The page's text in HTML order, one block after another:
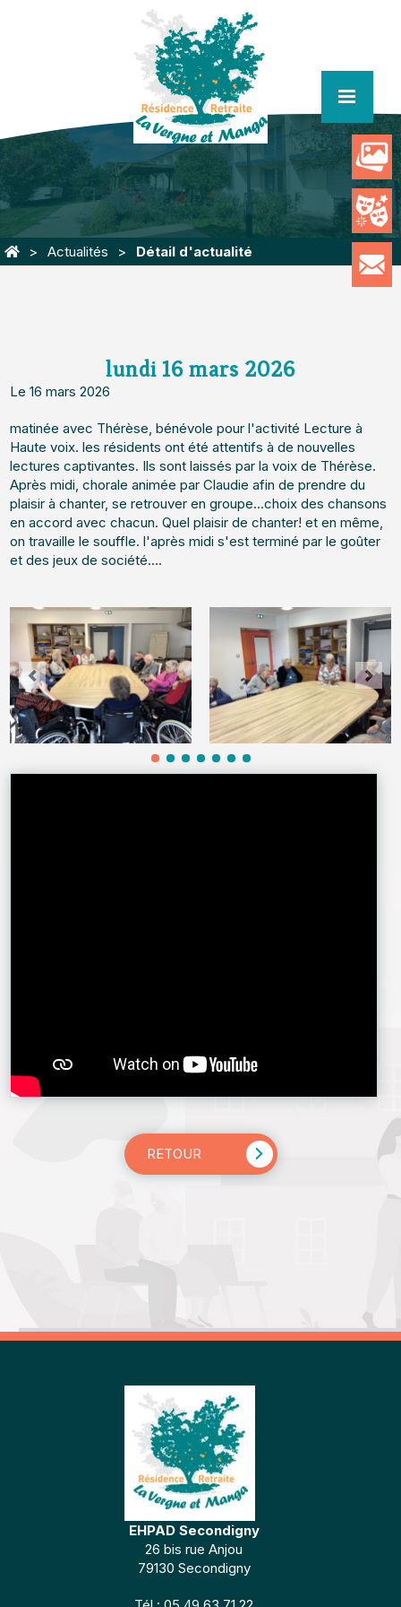
menu
Actualités Détail d'actualité
lundi 16 mars 2026
Le 16 mars 2026
matinée avec Thérèse, bénévole pour l'activité Lecture à
Haute voix. les résidents ont été attentifs à de nouvelles
lectures captivantes. Ils sont laissés par la voix de Thérèse.
Après midi, chorale animée par Claudie afin de prendre du
plaisir à chanter, se retrouver en groupe...choix des chansons
en accord avec chacun. Quel plaisir de chanter! et en même,
on travaille le souffle. l'après midi s'est terminé par le goûter
et des jeux de société....
RETOUR
EHPAD Secondigny
26 bis rue Anjou
79130 Secondigny